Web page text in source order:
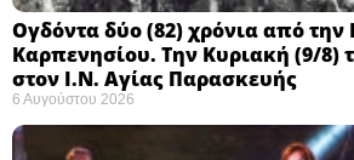
Ογδόντα δύο (82) χρόνια από
Καρπενησίου. Την Κυριακή (9/8)
στον Ι.Ν. Αγίας Παρασκευής
6 Αυγούστου 2026